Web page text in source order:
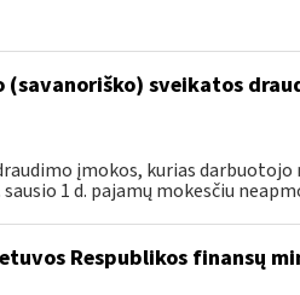
sveikatos
įmokos, kurias darbuotojo
1 d. pajamų mokesčiu
Respublikos finansų